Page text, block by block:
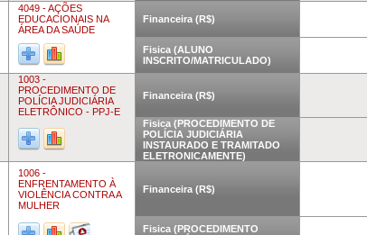
4049 - AÇÕES
EDUCACIONAIS NA
ÁREA DA SAÚDE
Financeira (R$)
Fisica (ALUNO
INSCRITO/MATRICULADO)
1003 -
PROCEDIMENTO DE
POLÍCIA JUDICIÁRIA
ELETRÔNICO - PPJ-E
Financeira (R$)
Fisica (PROCEDIMENTO DE
POLÍCIA JUDICIÁRIA
INSTAURADO E TRAMITADO
ELETRONICAMENTE)
1006 -
ENFRENTAMENTO À
VIOLÊNCIA CONTRA A
MULHER
Financeira (R$)
Fisica (PROCEDIMENTO